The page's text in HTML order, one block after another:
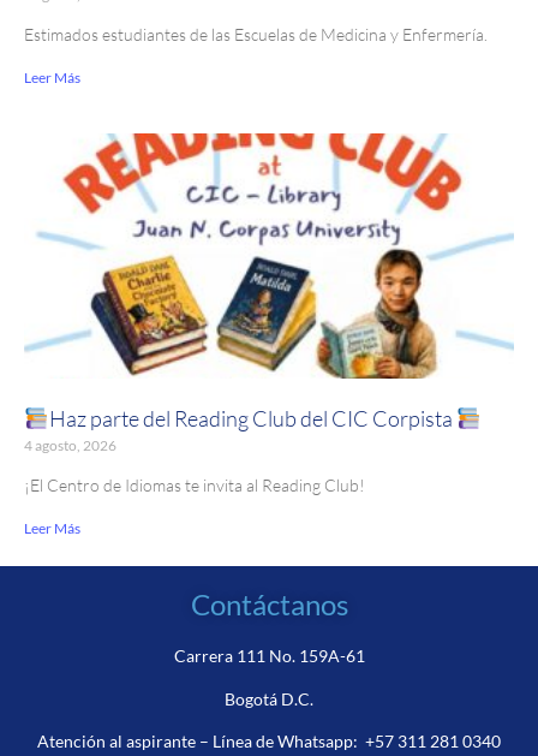
Estimados estudiantes de las Escuelas de Medicina y Enfermería.
Leer Más
Haz parte del Reading Club del CIC Corpista
4 agosto, 2026
¡El Centro de Idiomas te invita al Reading Club!
Leer Más
Contáctanos
Carrera 111 No. 159A-61
Bogotá D.C.
Atención al aspirante – Línea de Whatsapp: +57 311 281 0340